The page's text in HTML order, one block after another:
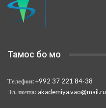
Тамос бо мо
Телефон:+992 37 221 84-38
Эл. почта: akademiya.vao@mail.ru